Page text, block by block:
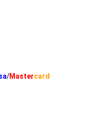
/Mastercard